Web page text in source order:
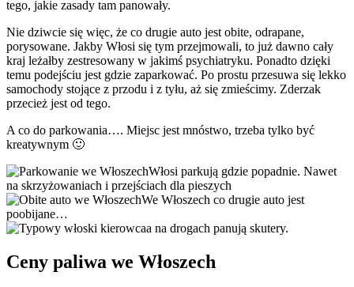
tego, jakie zasady tam panowały.
Nie dziwcie się więc, że co drugie auto jest obite, odrapane,
porysowane. Jakby Włosi się tym przejmowali, to już dawno cały
kraj leżałby zestresowany w jakimś psychiatryku. Ponadto dzięki
temu podejściu jest gdzie zaparkować. Po prostu przesuwa się lekko
samochody stojące z przodu i z tyłu, aż się zmieścimy. Zderzak
przecież jest od tego.
A co do parkowania…. Miejsc jest mnóstwo, trzeba tylko być
kreatywnym 🙂
Włosi parkują gdzie popadnie. Nawet
na skrzyżowaniach i przejściach dla pieszych
We Włoszech co drugie auto jest
poobijane…
a na drogach panują skutery.
Ceny paliwa we Włoszech